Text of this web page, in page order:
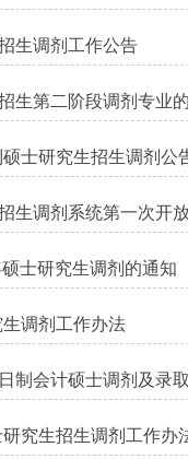
生调剂工作公告
生第二阶段调剂专业
士研究生招生调剂公
生调剂系统第一次开
士研究生调剂的通知
调剂工作办法
制会计硕士调剂及录
究生招生调剂工作办